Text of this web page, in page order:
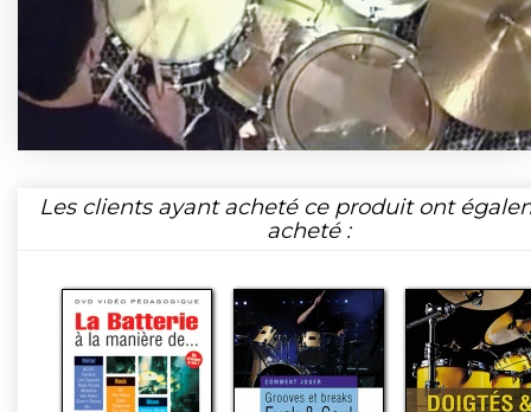
Les clients ayant acheté ce produit ont
acheté :